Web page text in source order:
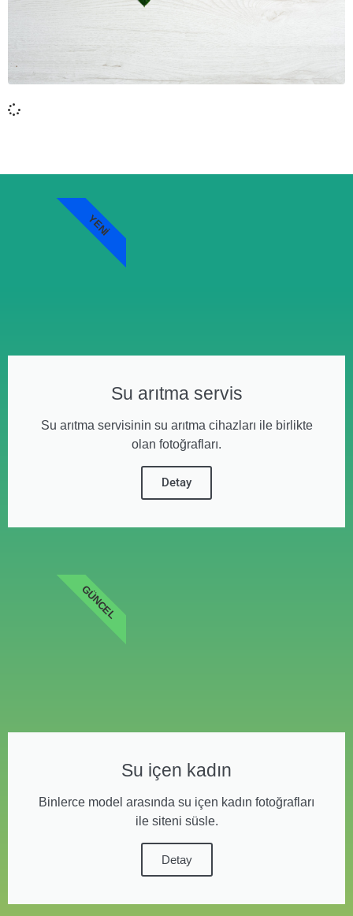
Su arıtma servis
Su arıtma servisinin su arıtma cihazları ile birlikte
olan fotoğrafları.
Detay
YENI
Su içen kadın
Binlerce model arasında su içen kadın fotoğrafları
ile siteni süsle.
Detay
GÜNCEL